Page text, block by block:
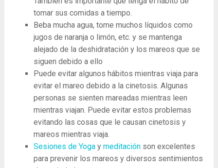
tomar sus comidas a tiempo.
Beba mucha agua, tome muchos líquidos como
jugos de naranja o limón, etc. y se mantenga
alejado de la deshidratación y los mareos que se
siguen debido a ello
Puede evitar algunos hábitos mientras viaja para
evitar el mareo debido a la cinetosis. Algunas
personas se sienten mareadas mientras leen
mientras viajan. Puede evitar estos problemas
evitando las cosas que le causan cinetosis y
mareos mientras viaja.
Sesiones de Yoga y meditación son ​​excelentes
para prevenir los mareos y diversos sentimientos